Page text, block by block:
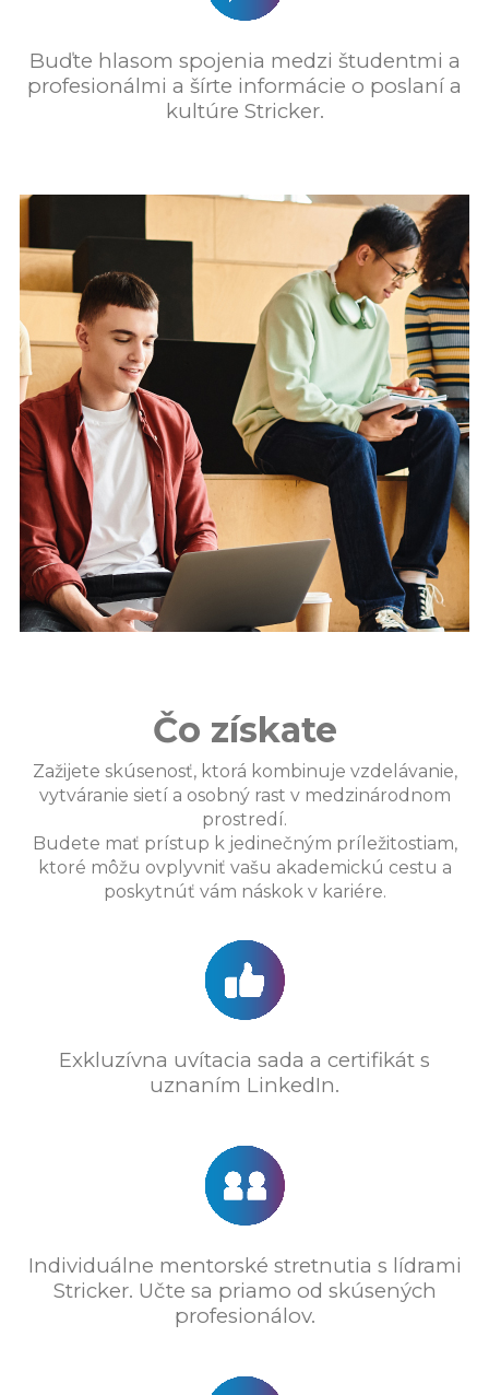
Buďte hlasom spojenia medzi študentmi a
profesionálmi a šírte informácie o poslaní a
kultúre Stricker.
Čo získate
Zažijete skúsenosť, ktorá kombinuje vzdelávanie,
vytváranie sietí a osobný rast v medzinárodnom
prostredí.
Budete mať prístup k jedinečným príležitostiam,
ktoré môžu ovplyvniť vašu akademickú cestu a
poskytnúť vám náskok v kariére.
Exkluzívna uvítacia sada a certifikát s
uznaním LinkedIn.
Individuálne mentorské stretnutia s lídrami
Stricker. Učte sa priamo od skúsených
profesionálov.